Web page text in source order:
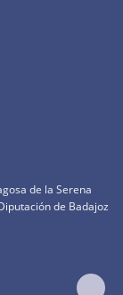
de la Serena
de Badajoz